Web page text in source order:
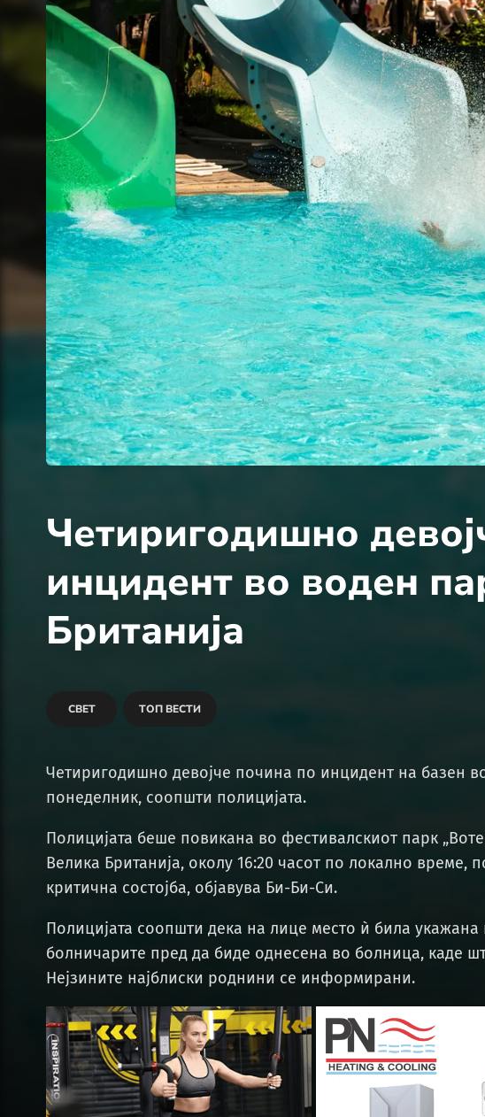
Четиригодишно
инцидент во воден
Британија
СВЕТ ТОП ВЕСТИ
Четиригодишно девојче почина по инцидент на базен
понеделник, соопшти полицијата.
Полицијата беше повикана во фестивалскиот парк
Велика Британија, околу 16:20 часот по локално време,
критична состојба, објавува Би-Би-Си.
Полицијата соопшти дека на лице место ѝ била
болничарите пред да биде однесена во болница, каде
Нејзините најблиски роднини се информирани.